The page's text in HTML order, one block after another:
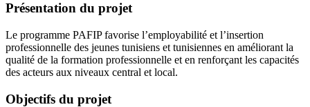
Présentation du projet
Le programme PAFIP favorise l’employabilité et l’insertion
professionnelle des jeunes tunisiens et tunisiennes en améliorant la
qualité de la formation professionnelle et en renforçant les capacités
des acteurs aux niveaux central et local.
Objectifs du projet